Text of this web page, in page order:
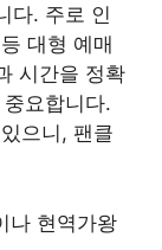
다. 주로 인
대형 예매
시간을 정확
요합니다.
으니, 팬클
나 현역가왕